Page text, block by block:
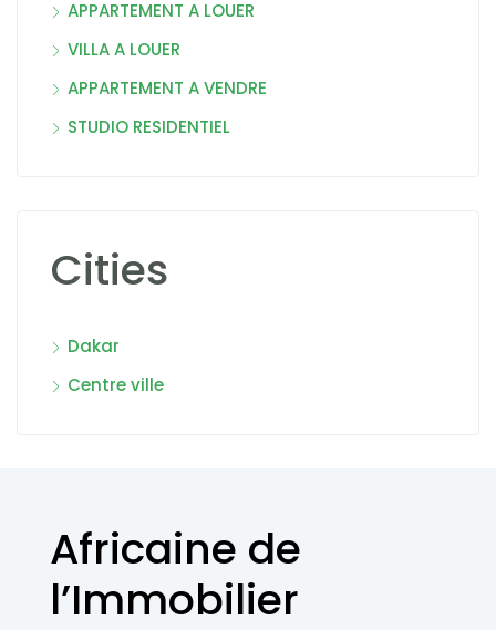
APPARTEMENT A LOUER
VILLA A LOUER
APPARTEMENT A VENDRE
STUDIO RESIDENTIEL
Cities
Dakar
Centre ville
Africaine de
l’Immobilier